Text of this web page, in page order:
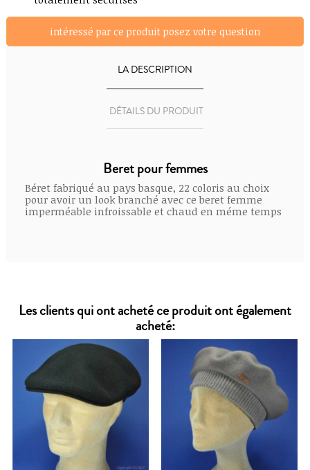
intéressé par ce produit posez votre question
LA DESCRIPTION
DÉTAILS DU PRODUIT
Beret pour femmes
Béret fabriqué au pays basque, 22 coloris au choix
pour avoir un look branché avec ce beret femme
imperméable infroissable et chaud en méme temps
Les clients qui ont acheté ce produit ont également
acheté: